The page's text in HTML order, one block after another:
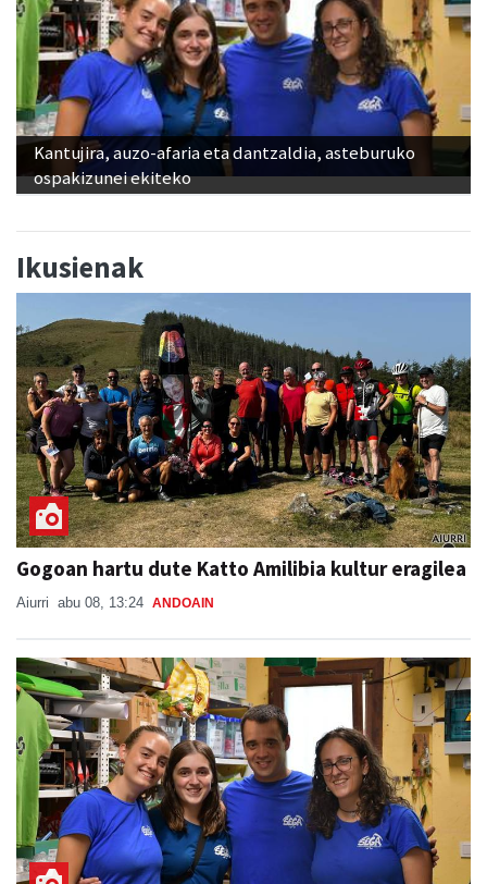
Kantujira, auzo-afaria eta dantzaldia, asteburuko
ospakizunei ekiteko
Ikusienak
Gogoan hartu dute Katto Amilibia kultur eragilea
Aiurri abu 08, 13:24 ANDOAIN